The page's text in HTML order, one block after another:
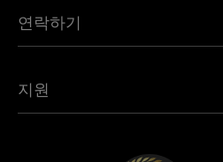
아프리카용 eSIM
모든 목적지 보기
Jeep용 Ubigi
Mini용 Ubigi
Maserati용 Ubigi
언론에 소개된 Ubigi
Ubigi 앱
연락하기
제휴 프로그램
지원